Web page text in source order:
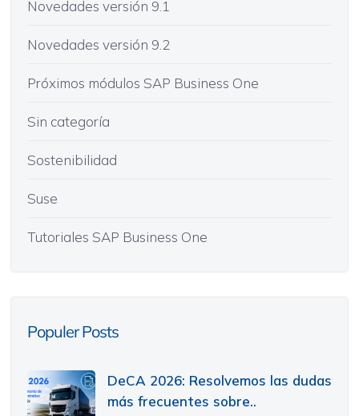
Novedades versión 9.1
Novedades versión 9.2
Próximos módulos SAP Business One
Sin categoría
Sostenibilidad
Suse
Tutoriales SAP Business One
Populer Posts
DeCA 2026: Resolvemos las dudas
más frecuentes sobre..